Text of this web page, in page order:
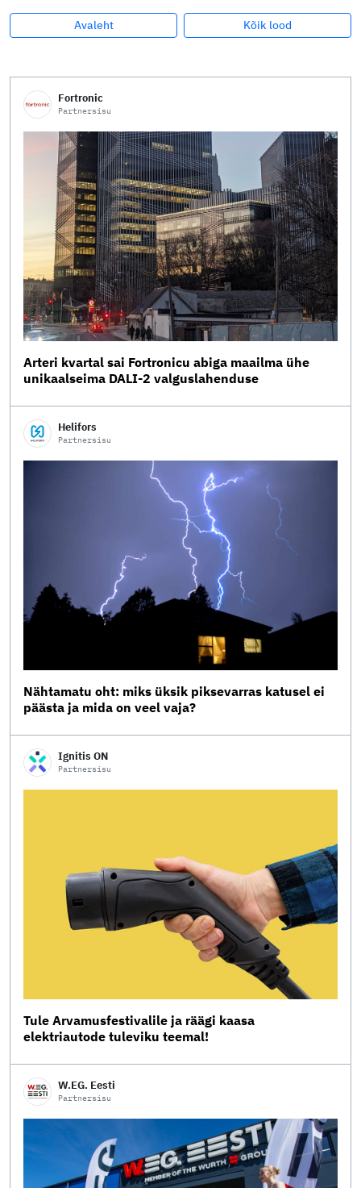
Avaleht Kõik lood
Fortronic
Partnersisu
Arteri kvartal sai Fortronicu abiga maailma ühe
unikaalseima DALI-2 valguslahenduse
Helifors
Partnersisu
Nähtamatu oht: miks üksik piksevarras katusel ei
päästa ja mida on veel vaja?
Ignitis ON
Partnersisu
Tule Arvamusfestivalile ja räägi kaasa
elektriautode tuleviku teemal!
W.EG. Eesti
Partnersisu